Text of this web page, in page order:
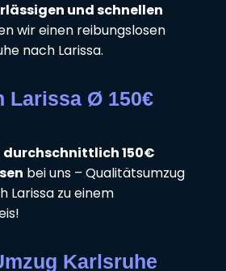
und schnellen
wir einen reibungslosen
nach Larissa.
Larissa Ø 150€
durchschnittlich 150€
bei uns – Qualitätsumzug
Larissa zu einem
Karlsruhe